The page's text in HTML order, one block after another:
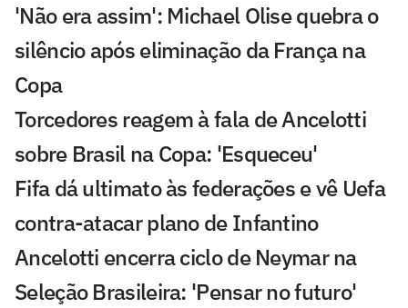
'Não era assim': Michael Olise quebra o
silêncio após eliminação da França na
Copa
Torcedores reagem à fala de Ancelotti
sobre Brasil na Copa: 'Esqueceu'
Fifa dá ultimato às federações e vê Uefa
contra-atacar plano de Infantino
Ancelotti encerra ciclo de Neymar na
Seleção Brasileira: 'Pensar no futuro'